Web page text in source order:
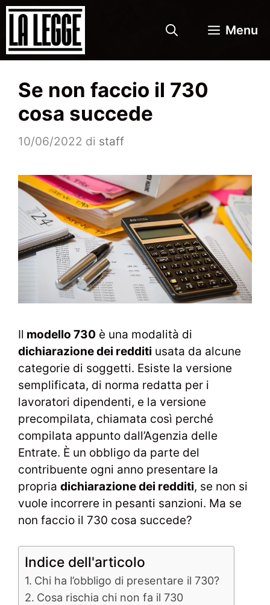
Vai
contenuto
Menu
Se non faccio il 730
cosa succede
10/06/2022 di staff
Il modello 730 è una modalità di
dichiarazione dei redditi usata da alcune
categorie di soggetti. Esiste la versione
semplificata, di norma redatta per i
lavoratori dipendenti, e la versione
precompilata, chiamata così perché
compilata appunto dall’Agenzia delle
Entrate. È un obbligo da parte del
contribuente ogni anno presentare la
propria dichiarazione dei redditi, se non si
vuole incorrere in pesanti sanzioni. Ma se
non faccio il 730 cosa succede?
Indice dell'articolo
Chi ha l’obbligo di presentare il 730?
Cosa rischia chi non fa il 730